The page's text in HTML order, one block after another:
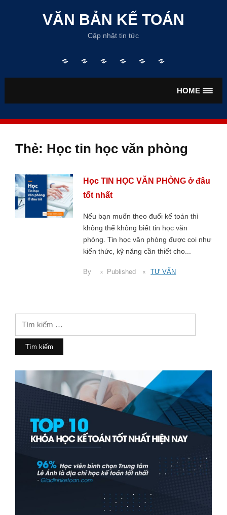
content
VĂN BẢN KẾ TOÁN
Cập nhật tin tức
chủ
VẤN
BẢN
BẢN
LƯƠNGHIỂM
HOME
Thẻ: Học tin học văn phòng
Học TIN HỌC VĂN PHÒNG ở đâu
tốt nhất
Nếu bạn muốn theo đuổi kế toán thì
không thể không biết tin học văn
phòng. Tin học văn phòng được coi như
kiến thức, kỹ năng cần thiết cho...
By Published TƯ VẤN
cho: